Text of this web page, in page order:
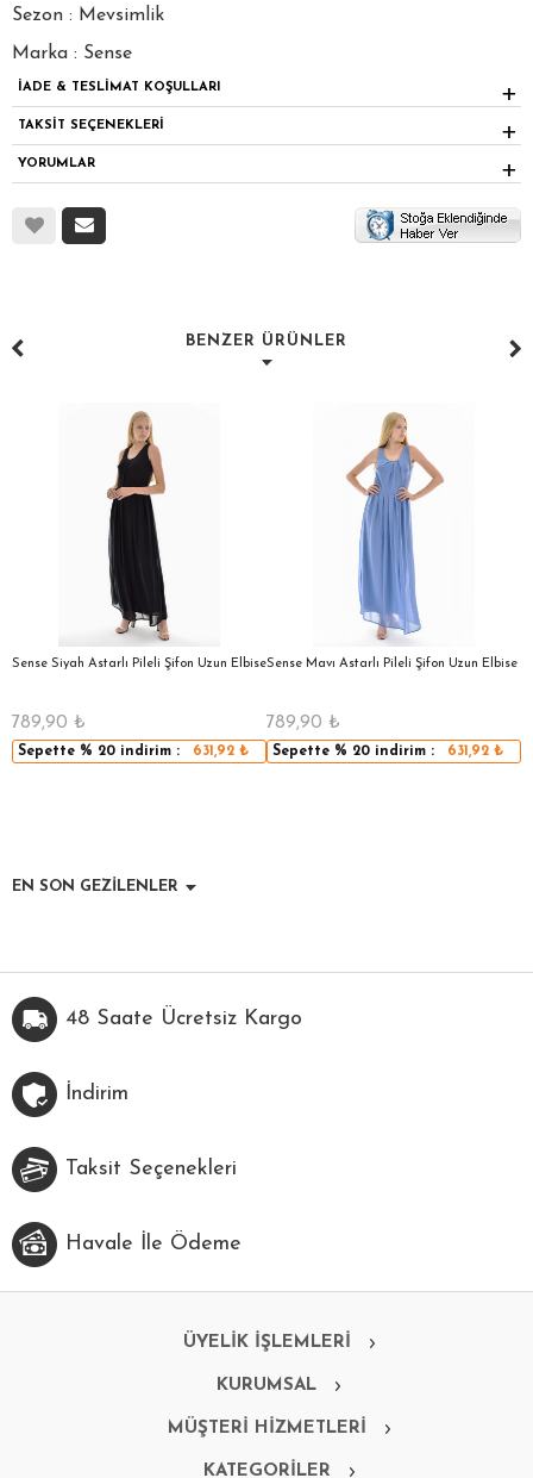
Sezon : Mevsimlik
Marka : Sense
İADE & TESLİMAT KOŞULLARI
TAKSİT SEÇENEKLERİ
YORUMLAR
BENZER ÜRÜNLER
Sense Siyah Astarlı Pileli Şifon Uzun Elbise
789,90 ₺
Sepette % 20 indirim : 631,92₺
Sense Mavı Astarlı Pileli Şifon Uzun Elbise
789,90 ₺
Sepette % 20 indirim : 631,92₺
EN SON GEZİLENLER
48 Saate Ücretsiz Kargo
İndirim
Taksit Seçenekleri
Havale İle Ödeme
ÜYELİK İŞLEMLERİ
KURUMSAL
MÜŞTERİ HİZMETLERİ
KATEGORİLER